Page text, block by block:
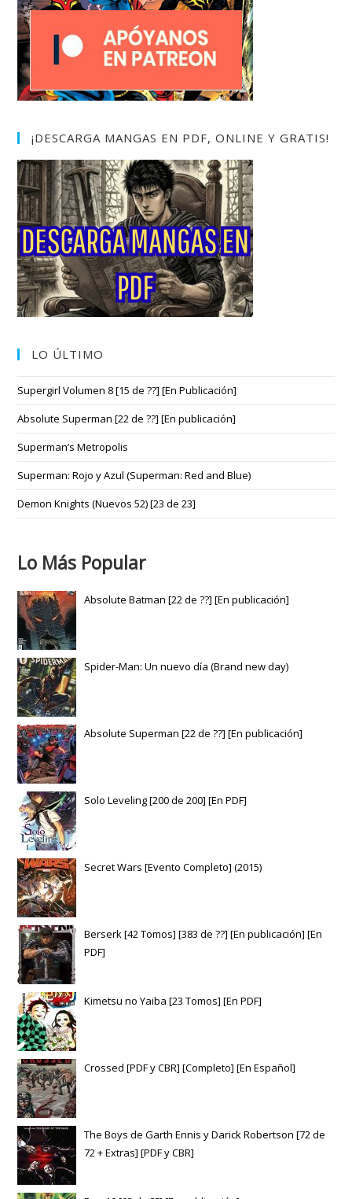
¡DESCARGA MANGAS EN PDF, ONLINE Y GRATIS!
LO ÚLTIMO
Supergirl Volumen 8 [15 de ??] [En Publicación]
Absolute Superman [22 de ??] [En publicación]
Superman’s Metropolis
Superman: Rojo y Azul (Superman: Red and Blue)
Demon Knights (Nuevos 52) [23 de 23]
Lo Más Popular
Absolute Batman [22 de ??] [En publicación]
Spider-Man: Un nuevo día (Brand new day)
Absolute Superman [22 de ??] [En publicación]
Solo Leveling [200 de 200] [En PDF]
Secret Wars [Evento Completo] (2015)
Berserk [42 Tomos] [383 de ??] [En publicación] [En
PDF]
Kimetsu no Yaiba [23 Tomos] [En PDF]
Crossed [PDF y CBR] [Completo] [En Español]
The Boys de Garth Ennis y Darick Robertson [72 de
72 + Extras] [PDF y CBR]